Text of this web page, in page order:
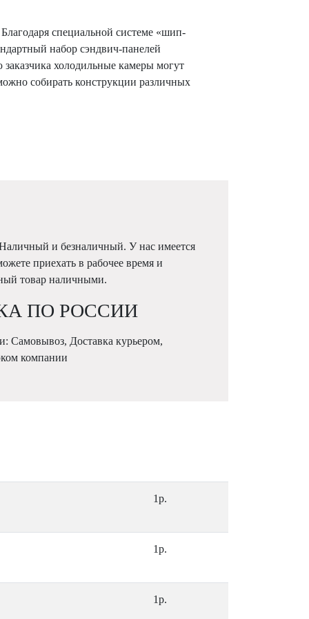
специальной системе «шип-
набор сэндвич-панелей
холодильные камеры могут
собирать конструкции различных
и безналичный. У нас имеется
приехать в рабочее время и
товар наличными.
ПО РОССИИ
Самовывоз, Доставка курьером,
компании
1р.
1р.
1р.